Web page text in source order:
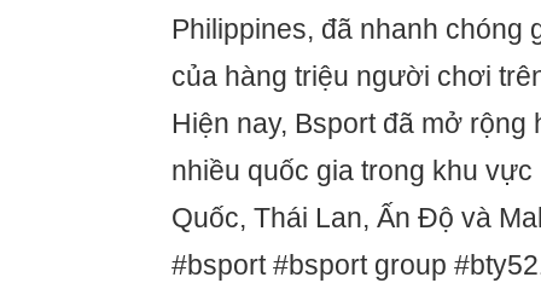
Philippines, đã nhanh chóng
của hàng triệu người chơi
Hiện nay, Bsport đã mở rộng
nhiều quốc gia trong khu
Quốc, Thái Lan, Ấn Độ và
#bsport #bsport group